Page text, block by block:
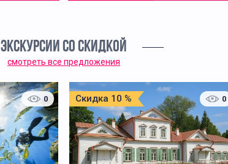
ЭКСКУРСИИ СО СКИДКОЙ
смотреть все предложения
0 Скидка 10 % 0